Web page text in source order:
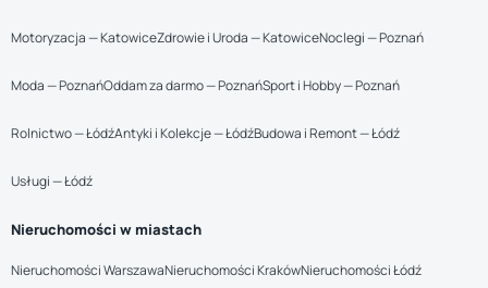
Motoryzacja — KatowiceZdrowie i Uroda — KatowiceNoclegi — Poznań
Moda — PoznańOddam za darmo — PoznańSport i Hobby — Poznań
Rolnictwo — ŁódźAntyki i Kolekcje — ŁódźBudowa i Remont — Łódź
Usługi — Łódź
Nieruchomości w miastach
Nieruchomości WarszawaNieruchomości KrakówNieruchomości Łódź